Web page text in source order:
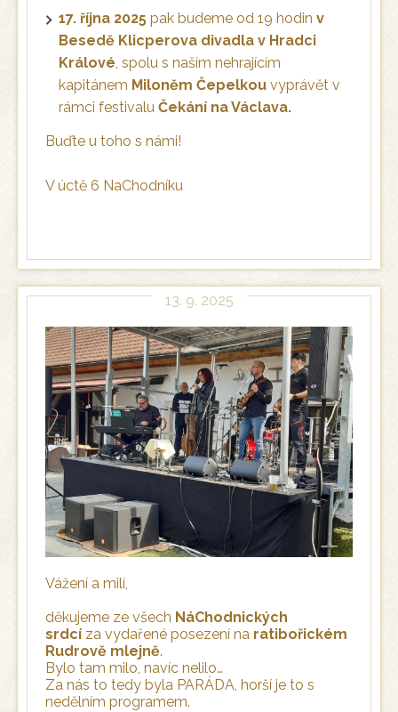
17. října 2025 pak budeme od 19 hodin v
Besedě Klicperova divadla v Hradci
Králové, spolu s naším nehrajícím
kapitánem Miloněm Čepelkou vyprávět v
rámci festivalu Čekání na Václava.
Buďte u toho s námi!
V úctě 6 NaChodníku
13. 9. 2025
Vážení a milí,
děkujeme ze všech NáChodnických
srdcí za vydařené posezení na ratibořickém
Rudrově mlejně.
Bylo tam milo, navíc nelilo…
Za nás to tedy byla PARÁDA, horší je to s
nedělním programem.